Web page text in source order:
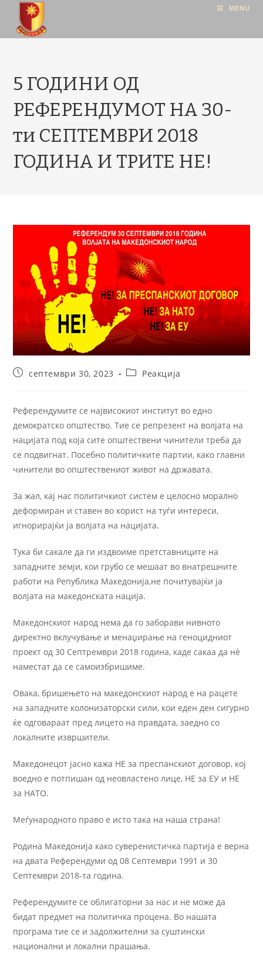
MENU
5 ГОДИНИ ОД
РЕФЕРЕНДУМОТ НА 30-
ти СЕПТЕМВРИ 2018
ГОДИНА И ТРИТЕ НЕ!
септември 30, 2023 Реакција
Референдумите се највисокиот институт во едно
демократско општество. Тие се репрезент на волјата на
нацијата под која сите општествени чинители треба да
се подвигнат. Посебно политичките партии, како главни
чинители во општествениот живот на државата.
За жал, кај нас политичкиот систем е целосно морално
деформиран и ставен во корист на туѓи интереси,
игнорирајќи ја волјата на нацијата.
Тука би сакале да ги издвоиме претставниците на
западните земји, кои грубо се мешаат во внатрешните
работи на Република Македонија,не почитувајќи ја
волјата на македонската нација.
Македонскиот народ нема да го заборави нивното
директно вклучување и менаџирање на геноцидниот
проект од 30 Септрември 2018 година, каде сакаа да нѐ
наместат да се самоизбришиме.
Овака, бришењето на македонскиот народ е на рацете
на западните колонизаторски сили, кои еден ден сигурно
ќе одговараат пред лицето на правдата, заедно со
локалните извршители.
Македонецот јасно кажа НЕ за преспанскиот договор, кој
воедно е потпишан од неовластено лице, НЕ за ЕУ и НЕ
за НАТО.
Меѓународното право е исто така на наша страна!
Родина Македонија како суверенистичка партија е верна
на двата Референдуми од 08 Септември 1991 и 30
Септември 2018-та година.
Референдумите се облигаторни за нас и не може да
бидат предмет на политичка процена. Во нашата
програма тие се и задолжителни за суштински
национални и локални прашања.